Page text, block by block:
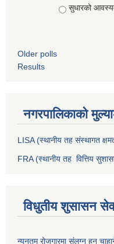
सुधारको
Older polls
Results
नगरपालिकाको
LISA (स्थानीय तह संस्थागत
FRA (स्थानीय तह वित्तिय
विधुतीय शुसासन
न्युनतम रोजगारमा संलग्न हुन